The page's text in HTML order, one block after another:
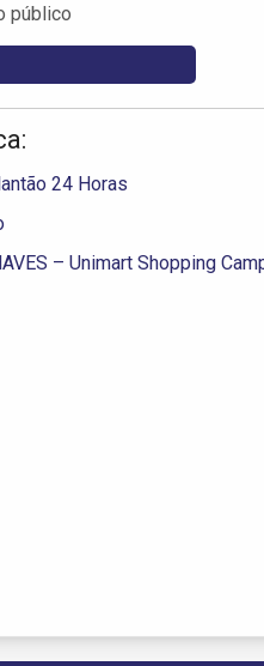
público
24 Horas
– Unimart Shopping